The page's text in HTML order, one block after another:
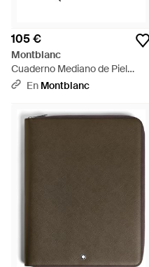
105 €
Montblanc
Cuaderno Mediano de Piel
Sartorial - Verde
En Montblanc